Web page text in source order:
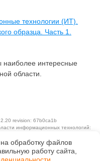
технологии (ИТ).
образца. Часть 1.
интересные
области.
revision: 67b0ca1b
информационных технологий:
обработку файлов
работу сайта,